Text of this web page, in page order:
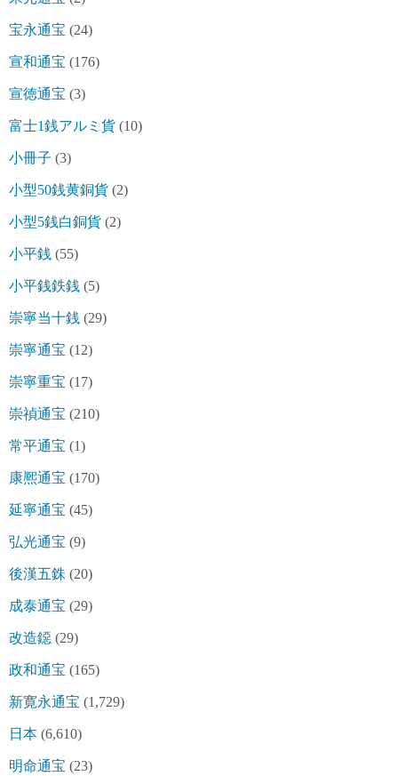
宝永通宝 (24)
宣和通宝 (176)
宣徳通宝 (3)
富士1銭アルミ貨 (10)
小冊子 (3)
小型50銭黄銅貨 (2)
小型5銭白銅貨 (2)
小平銭 (55)
小平銭鉄銭 (5)
崇寧当十銭 (29)
崇寧通宝 (12)
崇寧重宝 (17)
崇禎通宝 (210)
常平通宝 (1)
康熈通宝 (170)
延寧通宝 (45)
弘光通宝 (9)
後漢五銖 (20)
成泰通宝 (29)
改造鐚 (29)
政和通宝 (165)
新寛永通宝 (1,729)
日本 (6,610)
明命通宝 (23)